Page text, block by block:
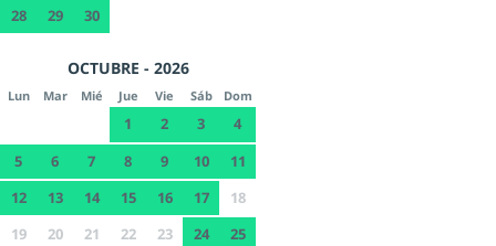
28
29 30
OCTUBRE - 2026
Lun Mar Mié Jue Vie Sáb Dom
1 2 3
4
5
6 7 8 9 10
11
12
13 14 15 16 17
18
19
20 21 22 23 24
25